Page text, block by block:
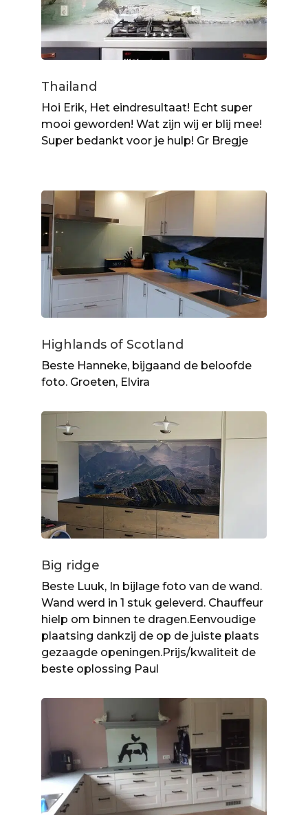
Thailand
Hoi Erik, Het eindresultaat! Echt super
mooi geworden! Wat zijn wij er blij mee!
Super bedankt voor je hulp! Gr Bregje
Highlands of Scotland
Beste Hanneke, bijgaand de beloofde
foto. Groeten, Elvira
Big ridge
Beste Luuk, In bijlage foto van de wand.
Wand werd in 1 stuk geleverd. Chauffeur
hielp om binnen te dragen.Eenvoudige
plaatsing dankzij de op de juiste plaats
gezaagde openingen.Prijs/kwaliteit de
beste oplossing Paul